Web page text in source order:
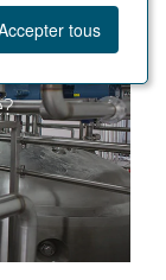
tous